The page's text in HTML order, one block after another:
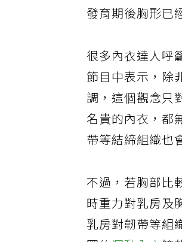
發育期後胸形
很多內衣達人呼
節目中表示，除
調，這個觀念只
名貴的內衣，都
帶等結締組織也
不過，若胸部比
時重力對乳房及
乳房對韌帶等組